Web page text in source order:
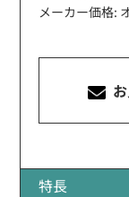
メーカー価格:
特長